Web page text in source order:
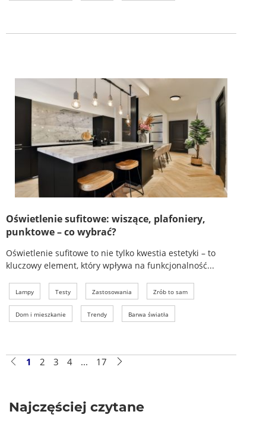
Oświetlenie sufitowe: wiszące, plafoniery,
punktowe – co wybrać?
Oświetlenie sufitowe to nie tylko kwestia estetyki – to
kluczowy element, który wpływa na funkcjonalność...
Lampy Testy Zastosowania Zrób to sam
Dom i mieszkanie Trendy Barwa światła
1 2 3 4 ... 17
Najczęściej czytane